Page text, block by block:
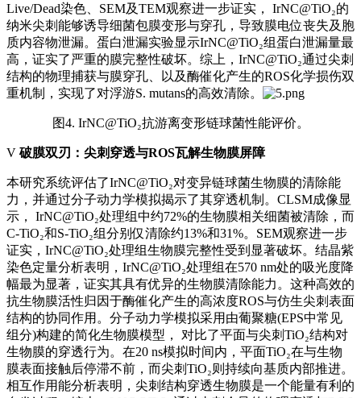
Live/Dead染色、SEM及TEM观察进一步证实， IrNC@TiO₂的
纳米尖刺能够诱导细菌包膜变形与穿孔，导致膜电位丧失及胞
质内容物泄漏。蛋白泄漏实验显示IrNC@TiO₂组蛋白泄漏量最
高，证实了严重的膜完整性破坏。综上，IrNC@TiO₂通过尖刺
结构的物理捕获与膜穿孔、以及酶催化产生的ROS化学损伤双
重机制，实现了对浮游S. mutans的高效清除。
图4. IrNC@TiO₂抗游离变形链球菌性能评价。
V 破膜双刃：尖刺穿透与ROS瓦解生物膜屏障
本研究系统评估了IrNC@TiO₂对变异链球菌生物膜的清除能
力，并通过分子动力学模拟揭示了其穿透机制。CLSM成像显
示， IrNC@TiO₂处理组中约72%的生物膜相关细菌被清除，而
C-TiO₂和S-TiO₂组分别仅清除约13%和31%。SEM观察进一步
证实，IrNC@TiO₂处理组生物膜完整性受到显著破坏。结晶紫
染色定量分析表明，IrNC@TiO₂处理组在570 nm处的吸光度降
幅最为显著，证实其具有优异的生物膜清除能力。这种高效的
抗生物膜活性归因于酶催化产生的高浓度ROS与仿生尖刺表面
结构的协同作用。分子动力学模拟采用由葡聚糖(EPS中常见
组分)构建的简化生物膜模型， 对比了平面与尖刺TiO₂结构对
生物膜的穿透行为。在20 ns模拟时间内，平面TiO₂在与生物
膜表面接触后停滞不前，而尖刺TiO₂则持续向基质内部推进。
相互作用能分析表明，尖刺结构穿透生物膜是一个能量有利的